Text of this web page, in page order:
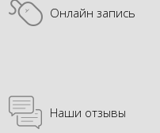
Онлайн запись
Наши отзывы